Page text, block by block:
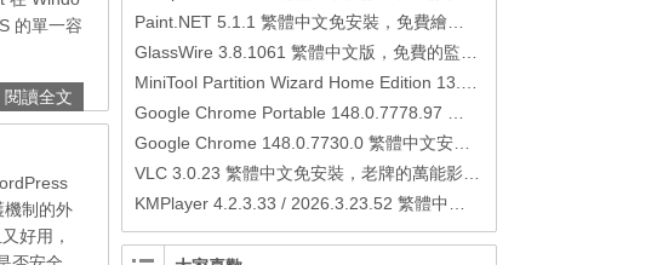
的單一容
閱讀全文
機制的外
好用，